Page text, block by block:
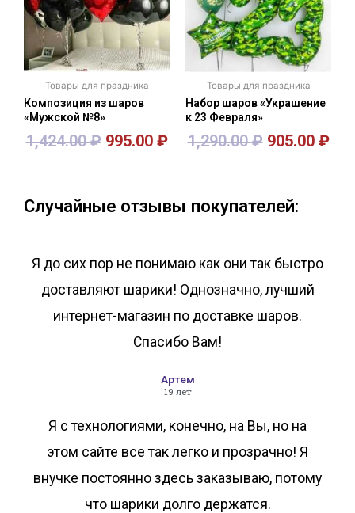
Товары для праздника
Композиция из шаров
«Мужской №8»
1,424.00₽ 995.00 ₽
Товары для праздника
Набор шаров «Украшение
к 23 Февраля»
1,290.00₽ 905.00 ₽
Случайные отзывы покупателей:
Я до сих пор не понимаю как они так быстро
доставляют шарики! Однозначно, лучший
интернет-магазин по доставке шаров.
Спасибо Вам!
Артем
19 лет
Я с технологиями, конечно, на Вы, но на
этом сайте все так легко и прозрачно! Я
внучке постоянно здесь заказываю, потому
что шарики долго держатся.